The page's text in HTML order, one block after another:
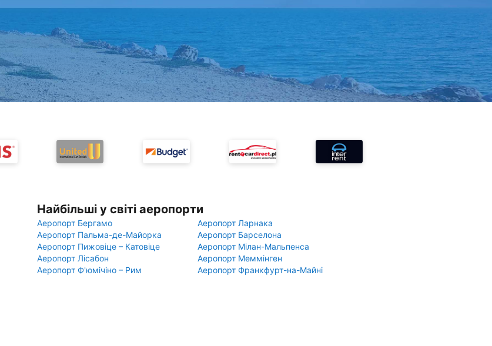
Найбільші у світі аеропорти
Аеропорт Бергамо
Аеропорт Ларнака
Аеропорт Пальма-де-Майорка
Аеропорт Барселона
Аеропорт Пижовіце – Катовіце
Аеропорт Мілан-Мальпенса
Аеропорт Лісабон
Аеропорт Меммінген
Аеропорт Ф'юмічіно – Рим
Аеропорт Франкфурт-на-Майні